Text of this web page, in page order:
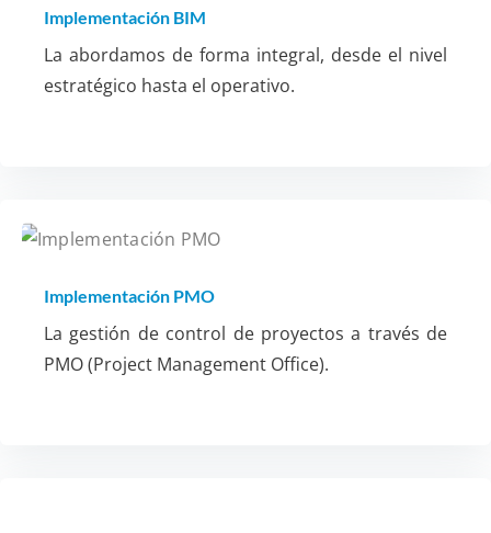
Implementación BIM
La abordamos de forma integral, desde el nivel
estratégico hasta el operativo.
Implementación PMO
La gestión de control de proyectos a través de
PMO (Project Management Office).